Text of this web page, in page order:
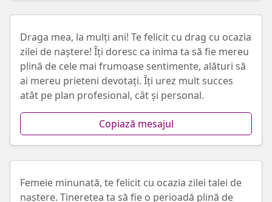
Draga mea, la mulți ani! Te felicit cu drag cu ocazia
zilei de naștere! Îți doresc ca inima ta să fie mereu
plină de cele mai frumoase sentimente, alături să
ai mereu prieteni devotați. Îți urez mult succes
atât pe plan profesional, cât și personal.
Copiază mesajul
Femeie minunată, te felicit cu ocazia zilei talei de
naștere. Tinerețea ta să fie o perioadă plină de